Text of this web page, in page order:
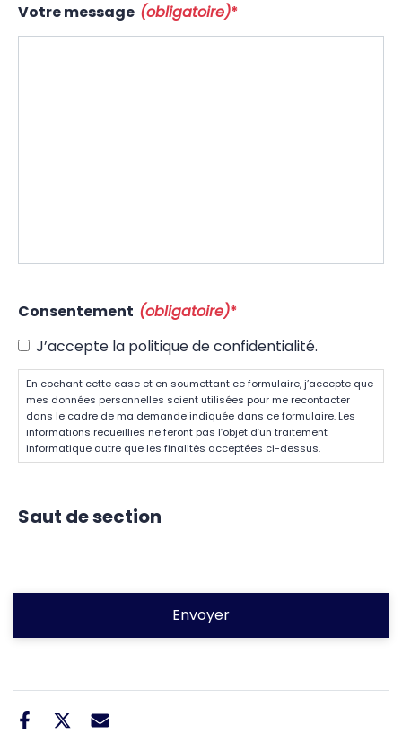
Votre message (obligatoire)*
Consentement (obligatoire)*
J’accepte la politique de confidentialité.
En cochant cette case et en soumettant ce formulaire, j’accepte que
mes données personnelles soient utilisées pour me recontacter
dans le cadre de ma demande indiquée dans ce formulaire. Les
informations recueillies ne feront pas l’objet d’un traitement
informatique autre que les finalités acceptées ci-dessus.
Saut de section